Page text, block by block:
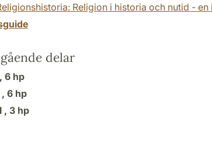
Religion i historia och nutid -
delar
6 hp
6 hp
, 3 hp